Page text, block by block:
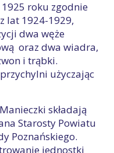
1925 roku zgodnie
lat 1924-1929,
dwa węże
oraz dwa wiadra,
i trąbki.
użyczając
składają
Starosty Powiatu
Poznańskiego.
jednostki